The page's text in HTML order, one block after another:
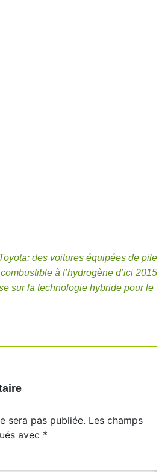
des voitures équipées de pile
combustible à l’hydrogène d’ici 2015
sur la technologie hybride pour le
sera pas publiée. Les champs
avec *